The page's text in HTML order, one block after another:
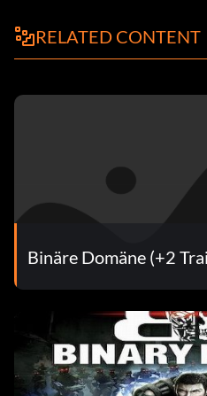
Verschwenderin (Bronze)
Zielsetzung: Gib 10.000
Spinnenkiller (Bronze)
Zielsetzung: Zerstöre alle
Noch am Leben (Bronze)
Zielsetzung: Schließe eine
Taktiker (Bronze)
RELATED CONTENT
Binäre Domäne (+2